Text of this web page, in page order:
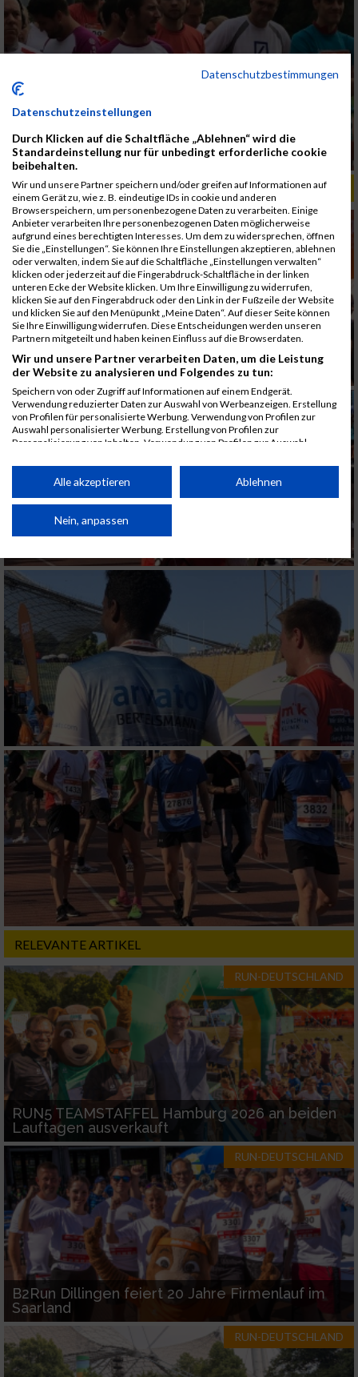
ALBUM B2RUN MÜNCHEN, B2RUN / 16.07.2019
RELEVANTE ARTIKEL
RUN-DEUTSCHLAND
RUN5 TEAMSTAFFEL Hamburg 2026 an beiden
Lauftagen ausverkauft
RUN-DEUTSCHLAND
B2Run Dillingen feiert 20 Jahre Firmenlauf im
Saarland
RUN-DEUTSCHLAND
Datenschutzbestimmungen
Datenschutzeinstellungen
Durch Klicken auf die Schaltfläche „Ablehnen“ wird die
Standardeinstellung nur für unbedingt erforderliche cookie
beibehalten.
Wir und unsere Partner speichern und/oder greifen auf Informationen auf
einem Gerät zu, wie z. B. eindeutige IDs in cookie und anderen
Browserspeichern, um personenbezogene Daten zu verarbeiten. Einige
Anbieter verarbeiten Ihre personenbezogenen Daten möglicherweise
aufgrund eines berechtigten Interesses. Um dem zu widersprechen, öffnen
Sie die „Einstellungen“. Sie können Ihre Einstellungen akzeptieren, ablehnen
oder verwalten, indem Sie auf die Schaltfläche „Einstellungen verwalten“
klicken oder jederzeit auf die Fingerabdruck-Schaltfläche in der linken
unteren Ecke der Website klicken. Um Ihre Einwilligung zu widerrufen,
klicken Sie auf den Fingerabdruck oder den Link in der Fußzeile der Website
und klicken Sie auf den Menüpunkt „Meine Daten“. Auf dieser Seite können
Sie Ihre Einwilligung widerrufen. Diese Entscheidungen werden unseren
Partnern mitgeteilt und haben keinen Einfluss auf die Browserdaten.
Wir und unsere Partner verarbeiten Daten, um die Leistung
der Website zu analysieren und Folgendes zu tun:
Speichern von oder Zugriff auf Informationen auf einem Endgerät.
Verwendung reduzierter Daten zur Auswahl von Werbeanzeigen. Erstellung
von Profilen für personalisierte Werbung. Verwendung von Profilen zur
Auswahl personalisierter Werbung. Erstellung von Profilen zur
Personalisierung von Inhalten. Verwendung von Profilen zur Auswahl
Performance von Inhalten. Analyse von Zielgruppen durch Statistiken oder
Kombinationen von Daten aus verschiedenen Quellen. Entwicklung und
von Inhalten.
Daten können außerhalb der Europäischen Union weitergegeben und in die
Website/App.
Partnerliste anzeigen (1 IAB-Anbieter)
Wir nutzen Ihre Daten für folgende Zwecke:
IAB-Verarbeitungszwecke:
Speichern von oder Zugriff auf Informationen
auf einem Endgerät
Verwendung reduzierter Daten zur Auswahl
von Werbeanzeigen
Erstellung von Profilen für personalisierte
Werbung
Verwendung von Profilen zur Auswahl
personalisierter Werbung
Erstellung von Profilen zur Personalisierung
von Inhalten
Verwendung von Profilen zur Auswahl
personalisierter Inhalte
Messung der Werbeleistung
Messung der Performance von Inhalten
Analyse von Zielgruppen durch Statistiken
oder Kombinationen von Daten aus
verschiedenen Quellen
Entwicklung und Verbesserung der Angebote
Verwendung reduzierter Daten zur Auswahl
von Inhalten
IAB-Besonderheiten:
Verwendung genauer Standortdaten
Geräte anhand von aktiv angeforderten
Informationen identifizieren
Nicht-IAB-Verarbeitungszwecke:
Notwendig
Alle akzeptieren Ablehnen
Nein, anpassen